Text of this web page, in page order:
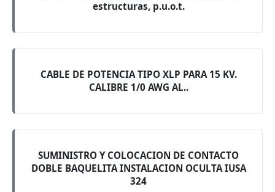
estructuras, p.u.o.t.
CABLE DE POTENCIA TIPO XLP PARA 15 KV.
CALIBRE 1/0 AWG AL..
SUMINISTRO Y COLOCACION DE CONTACTO
DOBLE BAQUELITA INSTALACION OCULTA IUSA
324